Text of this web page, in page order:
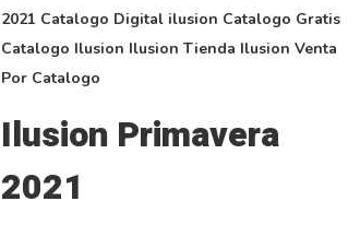
2021 Catalogo Digital ilusion Catalogo Gratis
Catalogo Ilusion Ilusion Tienda Ilusion Venta
Por Catalogo
Ilusion Primavera
2021